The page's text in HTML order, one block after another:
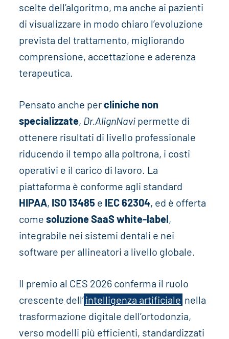
scelte dell’algoritmo, ma anche ai pazienti
di visualizzare in modo chiaro l’evoluzione
prevista del trattamento, migliorando
comprensione, accettazione e aderenza
terapeutica.
Pensato anche percliniche non
specializzate, Dr.AlignNavipermette di
ottenere risultati di livello professionale
riducendo il tempo alla poltrona, i costi
operativi e il carico di lavoro. La
piattaforma è conforme agli standard
HIPAA, ISO 13485e IEC 62304, ed è offerta
come soluzione SaaS white-label,
integrabile nei sistemi dentali e nei
software per allineatori a livello globale.
Il premio al CES 2026 conferma il ruolo
crescente dell’intelligenza artificiale nella
trasformazione digitale dell’ortodonzia,
verso modelli più efficienti, standardizzati